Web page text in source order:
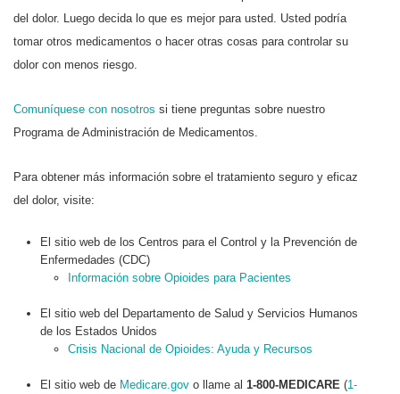
del dolor. Luego decida lo que es mejor para usted. Usted podría
tomar otros medicamentos o hacer otras cosas para controlar su
dolor con menos riesgo.
Comuníquese con nosotros si tiene preguntas sobre nuestro
Programa de Administración de Medicamentos.
Para obtener más información sobre el tratamiento seguro y eficaz
del dolor, visite:
El sitio web de los Centros para el Control y la Prevención de
Enfermedades (CDC)
Información sobre Opioides para Pacientes
El sitio web del Departamento de Salud y Servicios Humanos
de los Estados Unidos
Crisis Nacional de Opioides: Ayuda y Recursos
El sitio web de Medicare.gov o llame al 1-800-MEDICARE (1-